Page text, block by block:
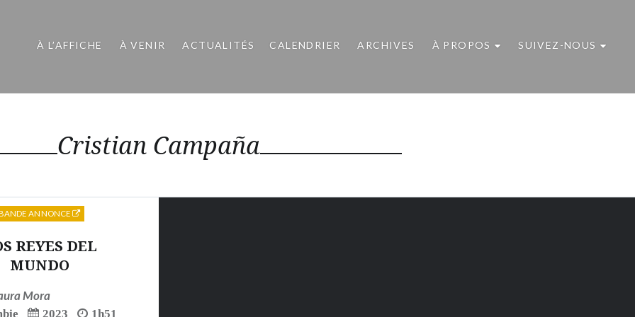
À L’AFFICHE À VENIR ACTUALITÉS CALENDRIER ARCHIVES À PROPOS SUIVEZ-NOUS
Cristian Campaña
REYES DEL
MUNDO
Mora
2023
1h51
ANNONCE